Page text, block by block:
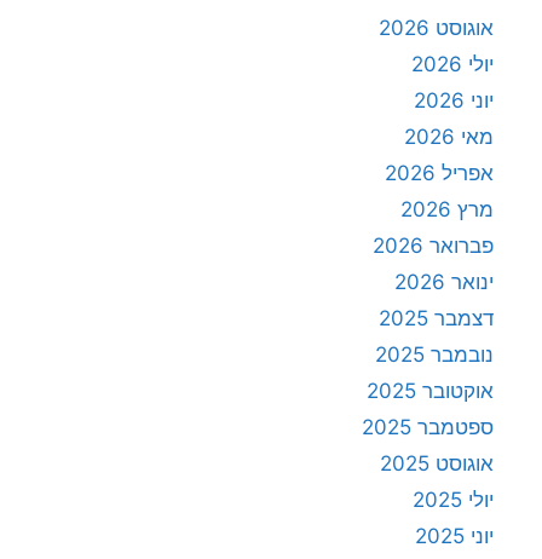
אוגוסט 2026
יולי 2026
יוני 2026
מאי 2026
אפריל 2026
מרץ 2026
פברואר 2026
ינואר 2026
דצמבר 2025
נובמבר 2025
אוקטובר 2025
ספטמבר 2025
אוגוסט 2025
יולי 2025
יוני 2025